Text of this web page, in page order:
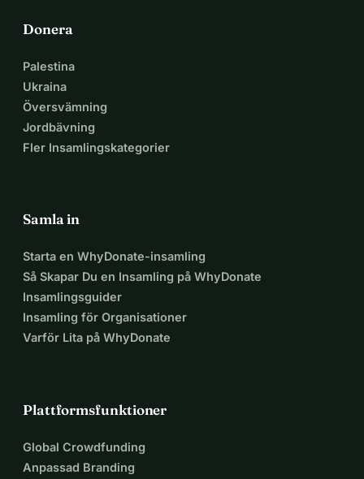
Donera
Palestina
Ukraina
Översvämning
Jordbävning
Fler Insamlingskategorier
Samla in
Starta en WhyDonate-insamling
Så Skapar Du en Insamling på WhyDonate
Insamlingsguider
Insamling för Organisationer
Varför Lita på WhyDonate
Plattformsfunktioner
Global Crowdfunding
Anpassad Branding